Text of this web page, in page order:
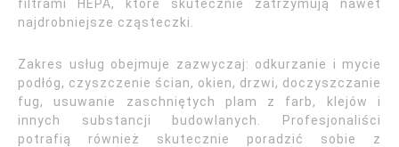
filtrami HEPA, które skutecznie zatrzymują nawet
najdrobniejsze cząsteczki.
Zakres usług obejmuje zazwyczaj: odkurzanie i mycie
podłóg, czyszczenie ścian, okien, drzwi, doczyszczanie
fug, usuwanie zaschniętych plam z farb, klejów i
innych substancji budowlanych. Profesjonaliści
potrafią również skutecznie poradzić sobie z